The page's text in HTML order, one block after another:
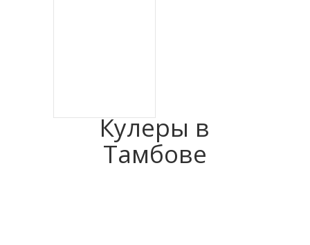
Кулеры в
Тамбове